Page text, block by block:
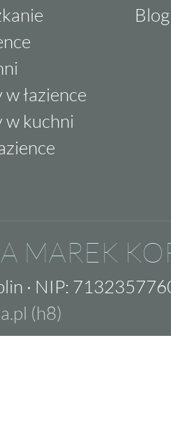
łazience
w kuchni
Blog
MAREK
· NIP:
(h8)